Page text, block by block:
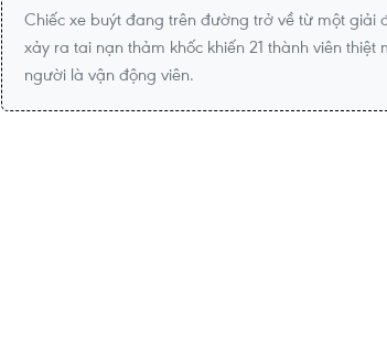
Chiếc xe buýt đang trên đường trở về từ một giải
xảy ra tai nạn thảm khốc khiến 21 thành viên thiệt
người là vận động viên.